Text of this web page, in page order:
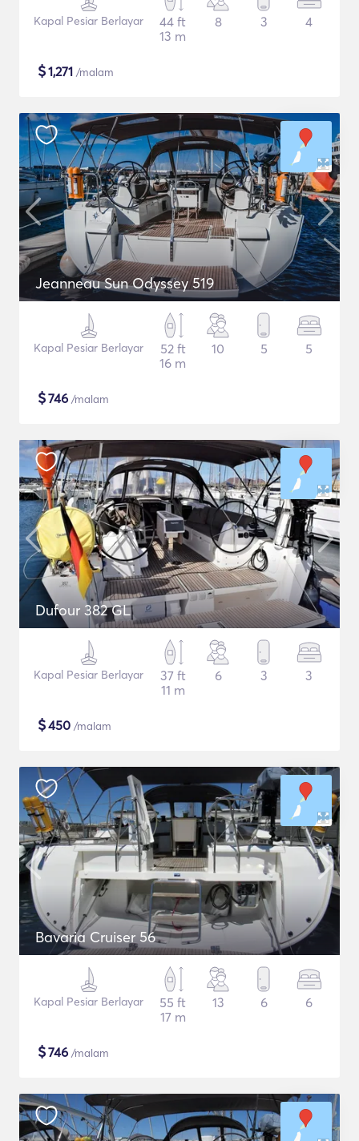
Kapal Pesiar Berlayar
44 ft
13 m
8 3 4
$1,271 /malam
Jeanneau Sun Odyssey 519
Kapal Pesiar Berlayar
52 ft
16 m
10 5 5
$746 /malam
Dufour 382 GL
Kapal Pesiar Berlayar
37 ft
11 m
6 3 3
$450 /malam
Bavaria Cruiser 56
Kapal Pesiar Berlayar
55 ft
17 m
13 6 6
$746 /malam